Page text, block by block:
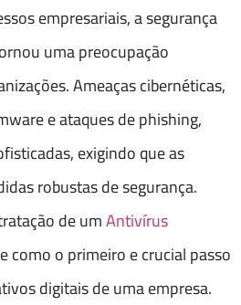
empresariais, a segurança
uma preocupação
Ameaças cibernéticas,
e ataques de phishing,
exigindo que as
robustas de segurança.
de umAntivírus
como o primeiro e crucial passo
digitais de uma empresa.